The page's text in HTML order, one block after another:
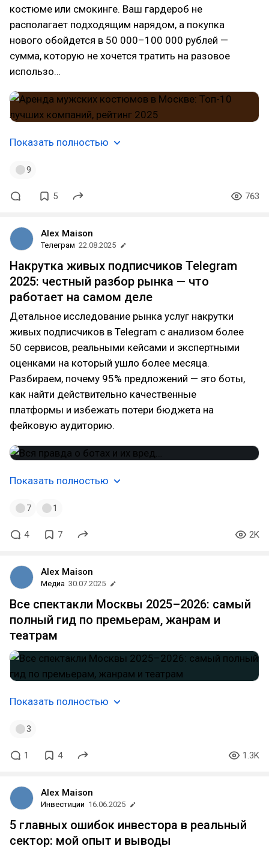
костюме или смокинге. Ваш гардероб не
располагает подходящим нарядом, а покупка
нового обойдется в 50 000–100 000 рублей —
сумма, которую не хочется тратить на разовое
использо…
Показать полностью
9
5 763
Alex Maison
Телеграм 22.08.2025
Накрутка живых подписчиков Telegram
2025: честный разбор рынка — что
работает на самом деле
Детальное исследование рынка услуг накрутки
живых подписчиков в Telegram с анализом более
50 сервисов, реальными кейсами и экспертными
оценками на который ушло более месяца.
Разбираем, почему 95% предложений — это боты,
как найти действительно качественные
платформы и избежать потери бюджета на
фейковую аудиторию.
Показать полностью
7 1
4 7 2K
Alex Maison
Медиа 30.07.2025
Все спектакли Москвы 2025–2026: самый
полный гид по премьерам, жанрам и
театрам
Показать полностью
3
1 4 1.3K
Alex Maison
Инвестиции 16.06.2025
5 главных ошибок инвестора в реальный
сектор: мой опыт и выводы